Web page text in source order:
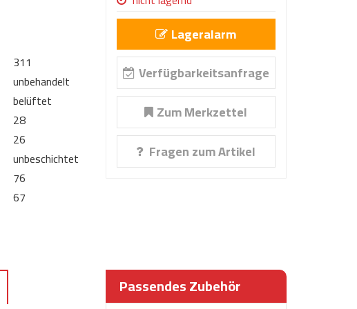
311
unbehandelt
belüftet
28
26
unbeschichtet
76
67
Lageralarm
Verfügbarkeitsanfrage
Zum Merkzettel
Fragen zum Artikel
Passendes Zubehör